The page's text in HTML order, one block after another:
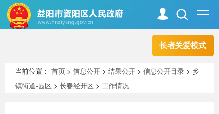
长者关爱模式
走进资阳
当前位置：首页 >信息公开 >结果公开 >信息公开目录 > 乡
镇街道-园区 >长春经开区 >工作情况